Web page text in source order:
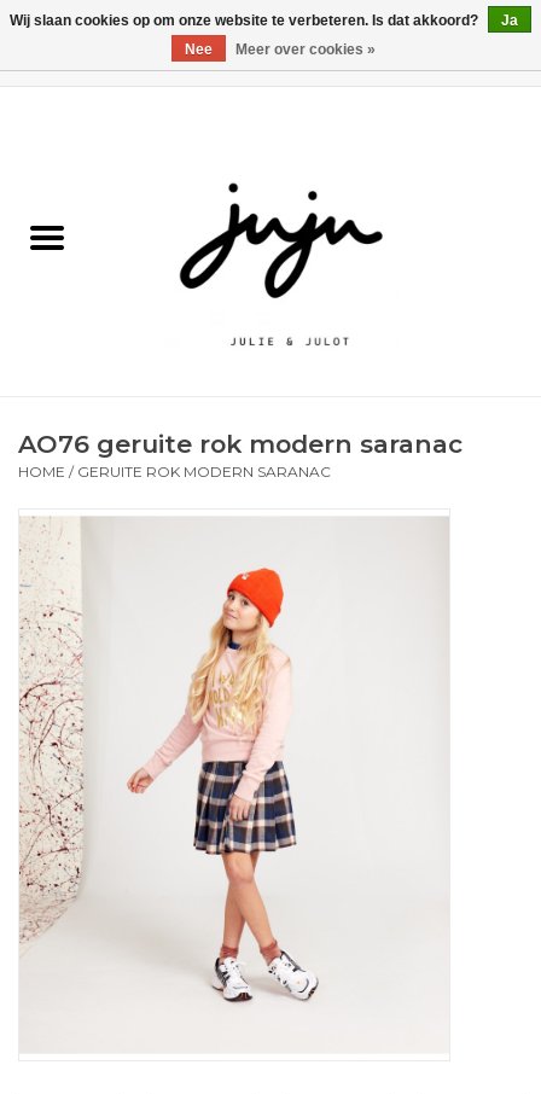
Kledij jongens
Schoenen
Accessoires
Outlet
Cadeautips
Cadeaubonnen
AO76 geruite rok modern saranac
HOME / GERUITE ROK MODERN SARANAC
Wij slaan cookies op om onze website te verbeteren. Is dat akkoord?
Ja
Nee
Meer over cookies »